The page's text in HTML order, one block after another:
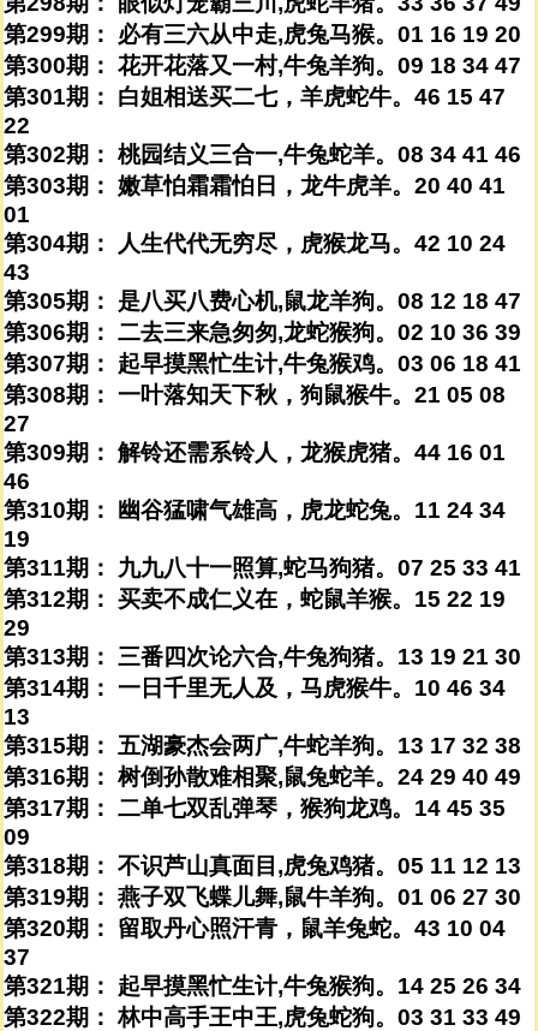
第299期： 必有三六从中走,虎兔马猴。01 16 19 20
第300期： 花开花落又一村,牛兔羊狗。09 18 34 47
第301期： 白姐相送买二七，羊虎蛇牛。46 15 47
22
第302期： 桃园结义三合一,牛兔蛇羊。08 34 41 46
第303期： 嫩草怕霜霜怕日，龙牛虎羊。20 40 41
01
第304期： 人生代代无穷尽，虎猴龙马。42 10 24
43
第305期： 是八买八费心机,鼠龙羊狗。08 12 18 47
第306期： 二去三来急匆匆,龙蛇猴狗。02 10 36 39
第307期： 起早摸黑忙生计,牛兔猴鸡。03 06 18 41
第308期： 一叶落知天下秋，狗鼠猴牛。21 05 08
27
第309期： 解铃还需系铃人，龙猴虎猪。44 16 01
46
第310期： 幽谷猛啸气雄高，虎龙蛇兔。11 24 34
19
第311期： 九九八十一照算,蛇马狗猪。07 25 33 41
第312期： 买卖不成仁义在，蛇鼠羊猴。15 22 19
29
第313期： 三番四次论六合,牛兔狗猪。13 19 21 30
第314期： 一日千里无人及，马虎猴牛。10 46 34
13
第315期： 五湖豪杰会两广,牛蛇羊狗。13 17 32 38
第316期： 树倒孙散难相聚,鼠兔蛇羊。24 29 40 49
第317期： 二单七双乱弹琴，猴狗龙鸡。14 45 35
09
第318期： 不识芦山真面目,虎兔鸡猪。05 11 12 13
第319期： 燕子双飞蝶儿舞,鼠牛羊狗。01 06 27 30
第320期： 留取丹心照汗青，鼠羊兔蛇。43 10 04
37
第321期： 起早摸黑忙生计,牛兔猴狗。14 25 26 34
第322期： 林中高手王中王,虎兔蛇狗。03 31 33 49